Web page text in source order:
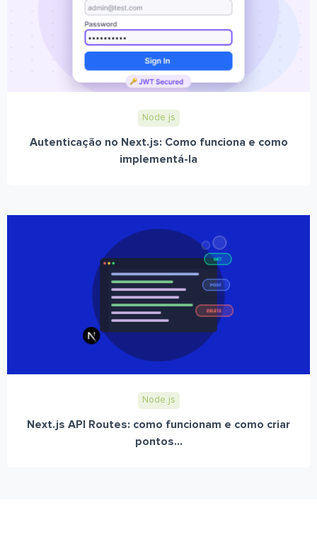
Node.js
Autenticação no Next.js: Como funciona e como
implementá-la
Node.js
Next.js API Routes: como funcionam e como criar
pontos...